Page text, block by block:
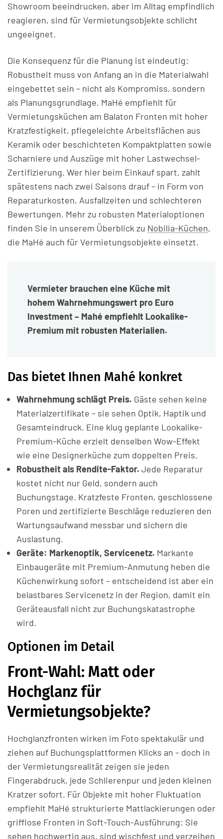
Showroom beeindrucken, aber im Alltag empfindlich
reagieren, sind für Vermietungsobjekte schlicht
ungeeignet.
Die Konsequenz für die Planung ist eindeutig:
Robustheit muss von Anfang an in die Materialwahl
eingebettet sein – nicht als Kompromiss, sondern
als Planungsgrundlage. MaHé empfiehlt für
Vermietungsküchen am Balaton Fronten mit hoher
Kratzfestigkeit, pflegeleichte Arbeitsflächen aus
Keramik oder beschichteten Kompaktplatten sowie
Scharniere und Auszüge mit hoher Lastwechsel-
Zertifizierung. Wer hier beim Einkauf spart, zahlt
spätestens nach zwei Saisons drauf – in Form von
Reparaturkosten, Ausfallzeiten und schlechteren
Bewertungen. Mehr zu robusten Materialoptionen
finden Sie in unserem Überblick zu Nobilia-Küchen,
die MaHé auch für Vermietungsobjekte einsetzt.
Vermieter brauchen eine Küche mit
hohem Wahrnehmungswert pro Euro
Investment – Mahé empfiehlt Lookalike-
Premium mit robusten Materialien.
Das bietet Ihnen Mahé konkret
Wahrnehmung schlägt Preis. Gäste sehen keine
Materialzertifikate – sie sehen Optik, Haptik und
Gesamteindruck. Eine klug geplante Lookalike-
Premium-Küche erzielt denselben Wow-Effekt
wie eine Designerküche zum doppelten Preis.
Robustheit als Rendite-Faktor. Jede Reparatur
kostet nicht nur Geld, sondern auch
Buchungstage. Kratzfeste Fronten, geschlossene
Poren und zertifizierte Beschläge reduzieren den
Wartungsaufwand messbar und sichern die
Auslastung.
Geräte: Markenoptik, Servicenetz. Markante
Einbaugeräte mit Premium-Anmutung heben die
Küchenwirkung sofort – entscheidend ist aber ein
belastbares Servicenetz in der Region, damit ein
Geräteausfall nicht zur Buchungskatastrophe
wird.
Optionen im Detail
Front-Wahl: Matt oder
Hochglanz für
Vermietungsobjekte?
Hochglanzfronten wirken im Foto spektakulär und
ziehen auf Buchungsplattformen Klicks an – doch in
der Vermietungsrealität zeigen sie jeden
Fingerabdruck, jede Schlierenpur und jeden kleinen
Kratzer sofort. Für Objekte mit hoher Fluktuation
empfiehlt MaHé strukturierte Mattlackierungen oder
grifflose Fronten in Soft-Touch-Ausführung: Sie
sehen hochwertig aus, sind wischfest und verzeihen